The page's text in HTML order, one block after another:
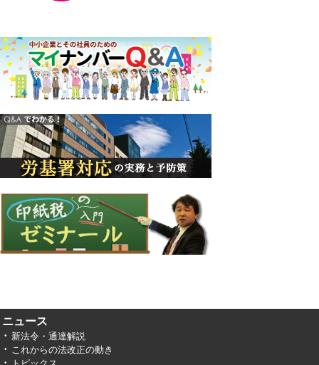
ニュース
新法令・通達解説
これからの法改正の動き